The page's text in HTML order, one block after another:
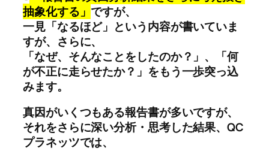
抽象化する」 ですが、
一見「なるほど」という内容が書いていま
すが、さらに、
「なぜ、そんなことをしたのか？」、「何
が不正に走らせたか？」をもう一歩突っ込
みます。
真因がいくつもある報告書が多いですが、
それをさらに深い分析・思考した結果、QC
プラネッツでは、